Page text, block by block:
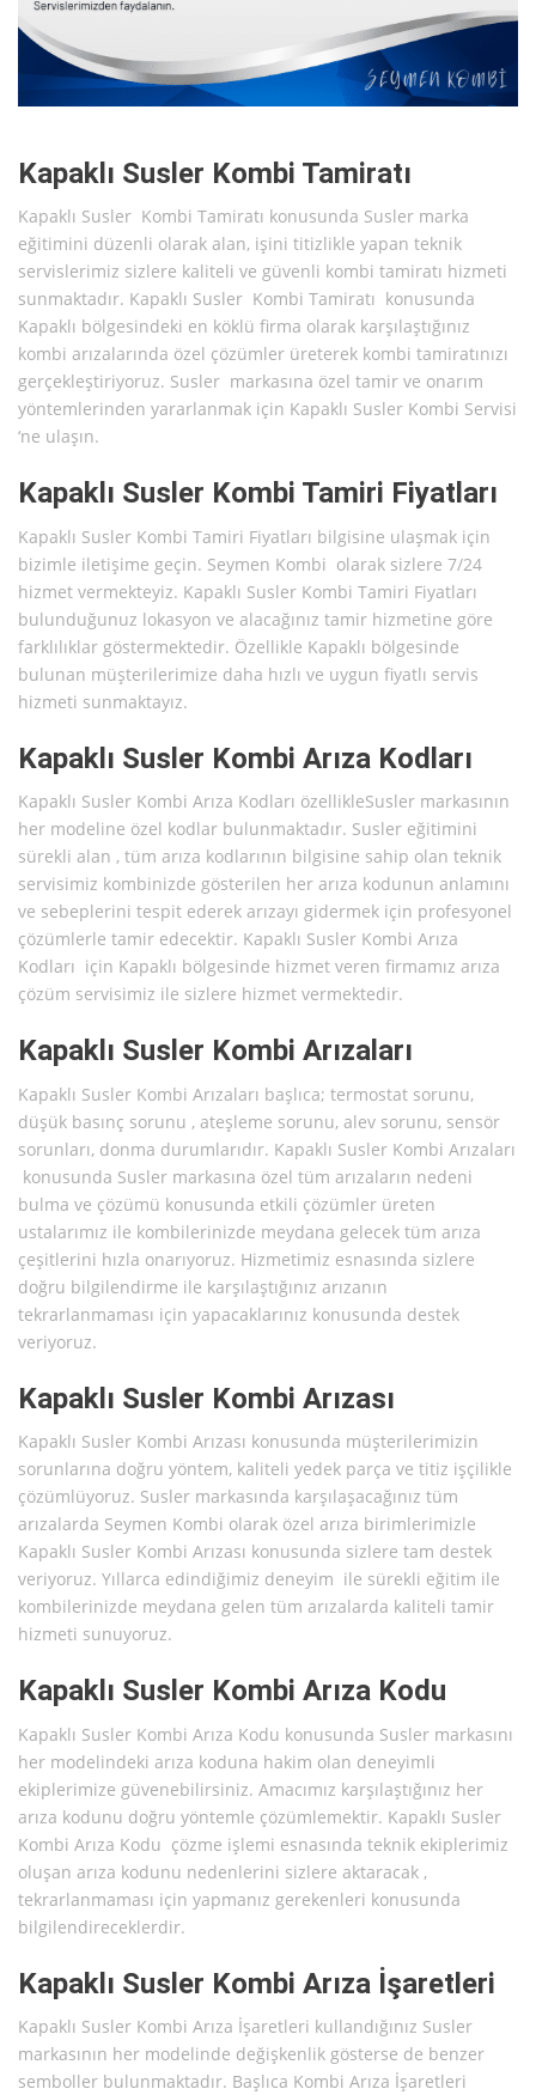
Kapaklı Susler Kombi Tamiratı
Kapaklı Susler Kombi Tamiratı konusunda Susler marka
eğitimini düzenli olarak alan, işini titizlikle yapan teknik
servislerimiz sizlere kaliteli ve güvenli kombi tamiratı hizmeti
sunmaktadır. Kapaklı Susler Kombi Tamiratı konusunda
Kapaklı bölgesindeki en köklü firma olarak karşılaştığınız
kombi arızalarında özel çözümler üreterek kombi tamiratınızı
gerçekleştiriyoruz. Susler markasına özel tamir ve onarım
yöntemlerinden yararlanmak için Kapaklı Susler Kombi Servisi
‘ne ulaşın.
Kapaklı Susler Kombi Tamiri Fiyatları
Kapaklı Susler Kombi Tamiri Fiyatları bilgisine ulaşmak için
bizimle iletişime geçin. Seymen Kombi olarak sizlere 7/24
hizmet vermekteyiz. Kapaklı Susler Kombi Tamiri Fiyatları
bulunduğunuz lokasyon ve alacağınız tamir hizmetine göre
farklılıklar göstermektedir. Özellikle Kapaklı bölgesinde
bulunan müşterilerimize daha hızlı ve uygun fiyatlı servis
hizmeti sunmaktayız.
Kapaklı Susler Kombi Arıza Kodları
Kapaklı Susler Kombi Arıza Kodları özellikleSusler markasının
her modeline özel kodlar bulunmaktadır. Susler eğitimini
sürekli alan , tüm arıza kodlarının bilgisine sahip olan teknik
servisimiz kombinizde gösterilen her arıza kodunun anlamını
ve sebeplerini tespit ederek arızayı gidermek için profesyonel
çözümlerle tamir edecektir. Kapaklı Susler Kombi Arıza
Kodları için Kapaklı bölgesinde hizmet veren firmamız arıza
çözüm servisimiz ile sizlere hizmet vermektedir.
Kapaklı Susler Kombi Arızaları
Kapaklı Susler Kombi Arızaları başlıca; termostat sorunu,
düşük basınç sorunu , ateşleme sorunu, alev sorunu, sensör
sorunları, donma durumlarıdır. Kapaklı Susler Kombi Arızaları
konusunda Susler markasına özel tüm arızaların nedeni
bulma ve çözümü konusunda etkili çözümler üreten
ustalarımız ile kombilerinizde meydana gelecek tüm arıza
çeşitlerini hızla onarıyoruz. Hizmetimiz esnasında sizlere
doğru bilgilendirme ile karşılaştığınız arızanın
tekrarlanmaması için yapacaklarınız konusunda destek
veriyoruz.
Kapaklı Susler Kombi Arızası
Kapaklı Susler Kombi Arızası konusunda müşterilerimizin
sorunlarına doğru yöntem, kaliteli yedek parça ve titiz işçilikle
çözümlüyoruz. Susler markasında karşılaşacağınız tüm
arızalarda Seymen Kombi olarak özel arıza birimlerimizle
Kapaklı Susler Kombi Arızası konusunda sizlere tam destek
veriyoruz. Yıllarca edindiğimiz deneyim ile sürekli eğitim ile
kombilerinizde meydana gelen tüm arızalarda kaliteli tamir
hizmeti sunuyoruz.
Kapaklı Susler Kombi Arıza Kodu
Kapaklı Susler Kombi Arıza Kodu konusunda Susler markasını
her modelindeki arıza koduna hakim olan deneyimli
ekiplerimize güvenebilirsiniz. Amacımız karşılaştığınız her
arıza kodunu doğru yöntemle çözümlemektir. Kapaklı Susler
Kombi Arıza Kodu çözme işlemi esnasında teknik ekiplerimiz
oluşan arıza kodunu nedenlerini sizlere aktaracak ,
tekrarlanmaması için yapmanız gerekenleri konusunda
bilgilendireceklerdir.
Kapaklı Susler Kombi Arıza İşaretleri
Kapaklı Susler Kombi Arıza İşaretleri kullandığınız Susler
markasının her modelinde değişkenlik gösterse de benzer
semboller bulunmaktadır. Başlıca Kombi Arıza İşaretleri